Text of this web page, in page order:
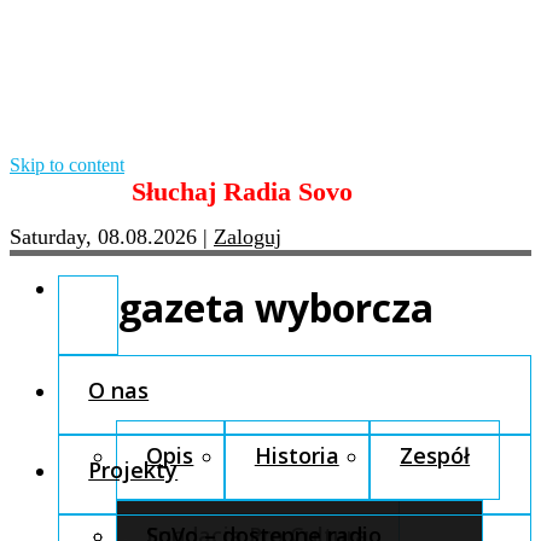
Skip to content
Słuchaj Radia Sovo
Saturday, 08.08.2026 | Zaloguj
O nas
Opis Historia Zespół
Fundacja Pro Cultura
Projekty
SoVo – dostępne radio
gazeta wyborcza